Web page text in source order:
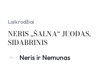
Laikrodžiai
NERIS „ŠALNA“ JUODAS,
SIDABRINIS
Neris ir Nemunas